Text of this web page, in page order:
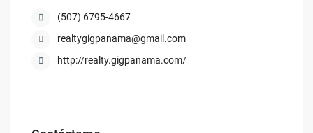
(507) 6795-4667
realtygigpanama@gmail.com
http://realty.gigpanama.com/